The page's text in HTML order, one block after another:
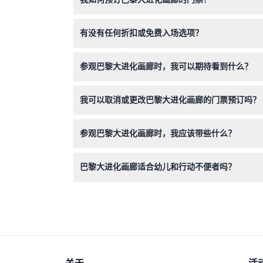
有没有任何折扣或免费入场选项？
参观巴黎大进化画廊时，我可以期待看到什么？
我可以取消或更改巴黎大进化画廊的门票预订吗？
参观巴黎大进化画廊时，我应该带些什么？
巴黎大进化画廊适合幼儿和行动不便者吗？